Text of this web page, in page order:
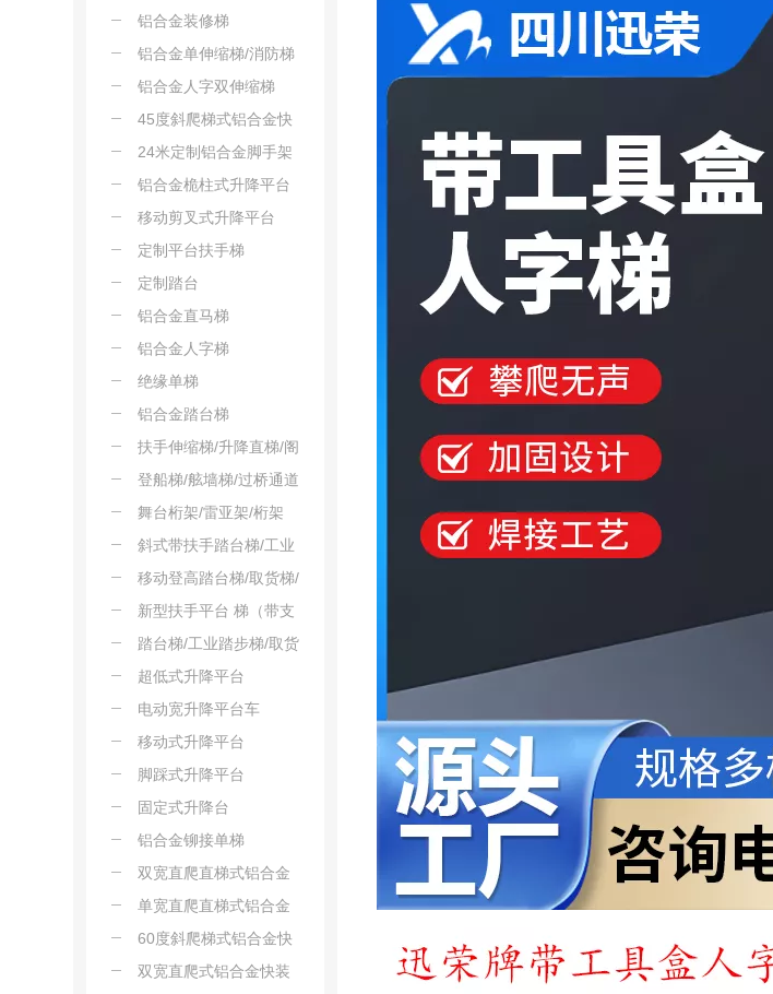
铝合金装修梯
铝合金单伸缩梯/消防梯
铝合金人字双伸缩梯
45度斜爬梯式铝合金快
装脚手架
24米定制铝合金脚手架
铝合金桅柱式升降平台
移动剪叉式升降平台
定制平台扶手梯
定制踏台
铝合金直马梯
铝合金人字梯
绝缘单梯
铝合金踏台梯
扶手伸缩梯/升降直梯/阁
楼直爬梯
登船梯/舷墙梯/过桥通道
梯
舞台桁架/雷亚架/桁架
斜式带扶手踏台梯/工业
踏台梯/登高梯/搬运梯/
仓库移动梯
移动登高踏台梯/取货梯/
仓库梯
新型扶手平台 梯（带支
撑）
踏台梯/工业踏步梯/取货
梯/家用登高梯
超低式升降平台
电动宽升降平台车
移动式升降平台
脚踩式升降平台
固定式升降台
铝合金铆接单梯
双宽直爬直梯式铝合金
快装脚手架
单宽直爬直梯式铝合金
快装脚手架
60度斜爬梯式铝合金快
装脚手架
双宽直爬式铝合金快装